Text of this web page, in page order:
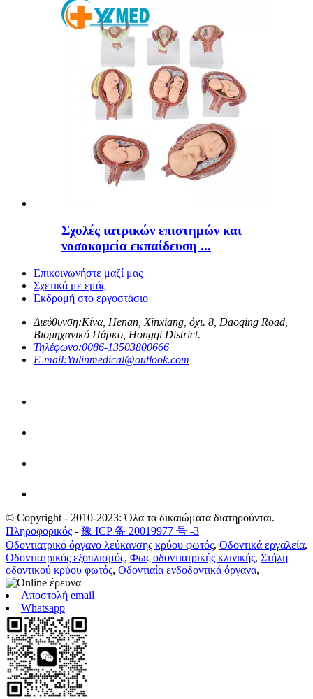
Σχολές ιατρικών επιστημών και
νοσοκομεία εκπαίδευση ...
Επικοινωνήστε μαζί μας
Σχετικά με εμάς
Εκδρομή στο εργοστάσιο
Διεύθυνση:Κίνα, Henan, Xinxiang, όχι. 8, Daoqing Road,
Βιομηχανικό Πάρκο, Hongqi District.
Τηλέφωνο:0086-13503800666
E-mail:Yulinmedical@outlook.com
© Copyright - 2010-2023: Όλα τα δικαιώματα διατηρούνται.
Πληροφορικός - 豫 ICP 备 20019977 号 -3
Οδοντιατρικό όργανο λεύκανσης κρύου φωτός, Οδοντικά εργαλεία,
Οδοντιατρικός εξοπλισμός, Φως οδοντιατρικής κλινικής, Στήλη
οδοντικού κρύου φωτός, Οδοντιαία ενδοδοντικά όργανα,
Αποστολή email
Whatsapp